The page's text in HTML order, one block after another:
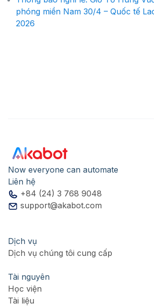
phóng miền Nam 30/4 – Quốc tế
2026
Now everyone can automate
Liên hệ
+84 (24) 3 768 9048
support@akabot.com
Dịch vụ
Dịch vụ chúng tôi cung cấp
Tài nguyên
Học viện
Tài liệu